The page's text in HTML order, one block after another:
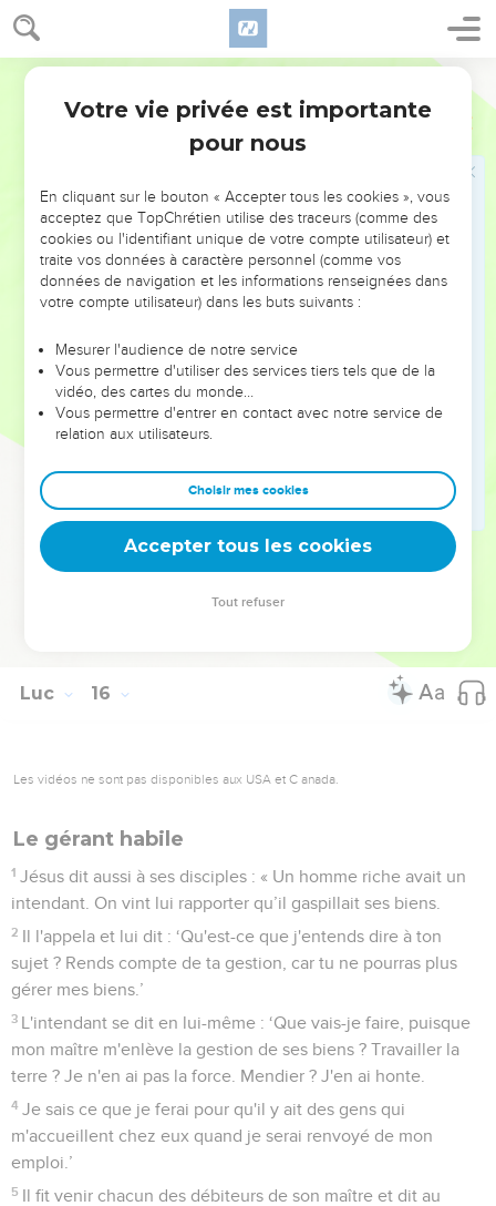
15
car mon fils que voici était mort et il est revenu à la vie, il
était perdu et il est retrouvé.’Et ils commencèrent à faire la
fête.
approcha de la maison, il entendit la musique et les danses.
Il appela un des serviteurs et lui demanda ce qui se
Le serviteur lui dit : ‘Ton frère est de retour et ton père a
tué le veau engraissé parce qu'il l'a retrouvé en bonne
santé.’
Le fils aîné se mit en colère et il ne voulait pas entrer. Son
mais il répondit à son père : ‘Voilà tant d'années que je
suis à ton service sans jamais désobéir à tes ordres, et jamais
tu ne m'as donné un chevreau pour que je fasse la fête avec
mes amis.
Mais quand ton fils est arrivé, celui qui a mangé tes biens
avec des prostituées, pour lui tu as tué le veau engraissé !’
‘Mon enfant, lui dit le père, tu es toujours avec moi et tout
ce que j'ai est à toi,
mais il fallait bien faire la fête et nous réjouir, parce que
Luc 16
Les vidéos ne sont pas disponibles aux USA et C anada.
Le gérant habile
1 Jésus dit aussi à ses disciples : « Un homme riche avait un
intendant. On vint lui rapporter qu’il gaspillait ses biens.
2 Il l'appela et lui dit : ‘Qu'est-ce que j'entends dire à ton
sujet ? Rends compte de ta gestion, car tu ne pourras plus
gérer mes biens.’
3 L'intendant se dit en lui-même : ‘Que vais-je faire, puisque
mon maître m'enlève la gestion de ses biens ? Travailler la
terre ? Je n'en ai pas la force. Mendier ? J'en ai honte.
4 Je sais ce que je ferai pour qu'il y ait des gens qui
m'accueillent chez eux quand je serai renvoyé de mon
emploi.’
5 Il fit venir chacun des débiteurs de son maître et dit au
Votre vie privée est importante
pour nous
En cliquant sur le bouton « Accepter tous les cookies », vous
acceptez que TopChrétien utilise des traceurs (comme des
cookies ou l'identifiant unique de votre compte utilisateur) et
traite vos données à caractère personnel (comme vos
données de navigation et les informations renseignées dans
votre compte utilisateur) dans les buts suivants :
Mesurer l'audience de notre service
Vous permettre d'utiliser des services tiers tels que de la
vidéo, des cartes du monde…
Vous permettre d'entrer en contact avec notre service de
relation aux utilisateurs.
Choisir mes cookies
Accepter tous les cookies
Tout refuser